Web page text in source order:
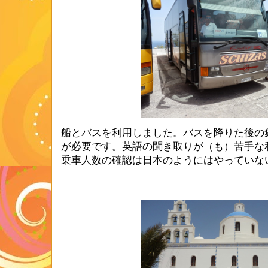
船とバスを利用しました。バスを降りた後
が必要です。英語の聞き取りが（も）苦手
乗車人数の確認は日本のようにはやっていな